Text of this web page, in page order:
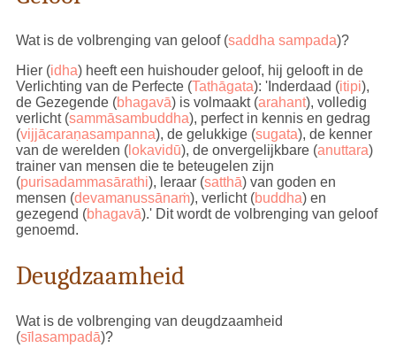
Wat is de volbrenging van geloof (saddha sampada)?
Hier (idha) heeft een huishouder geloof, hij gelooft in de
Verlichting van de Perfecte (Tathāgata): 'Inderdaad (itipi),
de Gezegende (bhagavā) is volmaakt (arahant), volledig
verlicht (sammāsambuddha), perfect in kennis en gedrag
(vijjācaraṇasampanna), de gelukkige (sugata), de kenner
van de werelden (lokavidū), de onvergelijkbare (anuttara)
trainer van mensen die te beteugelen zijn
(purisadammasārathi), leraar (satthā) van goden en
mensen (devamanussānaṁ), verlicht (buddha) en
gezegend (bhagavā).'Dit wordt de volbrenging van geloof
genoemd.
Deugdzaamheid
Wat is de volbrenging van deugdzaamheid
(sīlasampadā)?